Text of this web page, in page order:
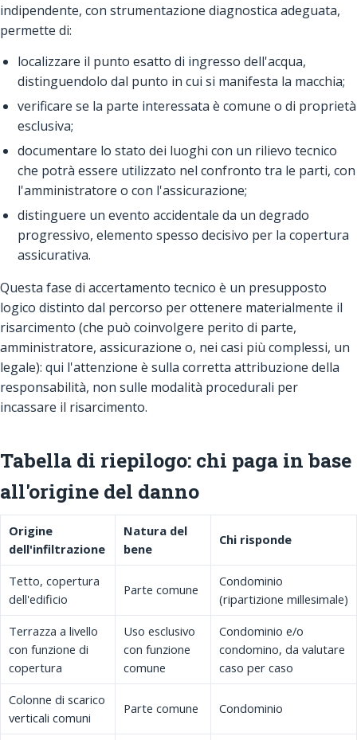
indipendente, con strumentazione diagnostica adeguata,
permette di:
localizzare il punto esatto di ingresso dell'acqua,
distinguendolo dal punto in cui si manifesta la macchia;
verificare se la parte interessata è comune o di proprietà
esclusiva;
documentare lo stato dei luoghi con un rilievo tecnico
che potrà essere utilizzato nel confronto tra le parti, con
l'amministratore o con l'assicurazione;
distinguere un evento accidentale da un degrado
progressivo, elemento spesso decisivo per la copertura
assicurativa.
Questa fase di accertamento tecnico è un presupposto
logico distinto dal percorso per ottenere materialmente il
risarcimento (che può coinvolgere perito di parte,
amministratore, assicurazione o, nei casi più complessi, un
legale): qui l'attenzione è sulla corretta attribuzione della
responsabilità, non sulle modalità procedurali per
incassare il risarcimento.
Tabella di riepilogo: chi paga in base
all'origine del danno
Origine
dell'infiltrazione
Natura del
bene
Chi risponde
Tetto, copertura
dell'edificio
Parte comune
Condominio
(ripartizione millesimale)
Terrazza a livello
con funzione di
copertura
Uso esclusivo
con funzione
comune
Condominio e/o
condomino, da valutare
caso per caso
Colonne di scarico
verticali comuni
Parte comune Condominio